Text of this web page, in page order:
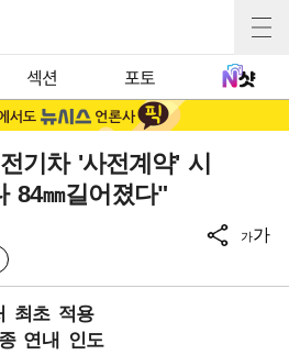
섹션 포토
기차 '사전계약' 시
84㎜길어졌다"
가가
최초 적용
연내 인도